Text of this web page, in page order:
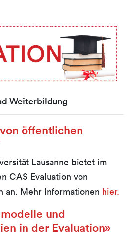
Weiterbildung
öffentlichen
Lausanne bietet im
CAS Evaluation von
an. Mehr Informationen hier.
und
in der Evaluation»